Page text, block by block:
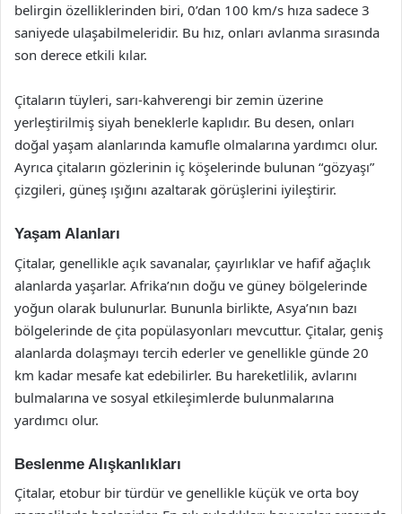
belirgin özelliklerinden biri, 0’dan 100 km/s hıza sadece 3
saniyede ulaşabilmeleridir. Bu hız, onları avlanma sırasında
son derece etkili kılar.
Çitaların tüyleri, sarı-kahverengi bir zemin üzerine
yerleştirilmiş siyah beneklerle kaplıdır. Bu desen, onları
doğal yaşam alanlarında kamufle olmalarına yardımcı olur.
Ayrıca çitaların gözlerinin iç köşelerinde bulunan “gözyaşı”
çizgileri, güneş ışığını azaltarak görüşlerini iyileştirir.
Yaşam Alanları
Çitalar, genellikle açık savanalar, çayırlıklar ve hafif ağaçlık
alanlarda yaşarlar. Afrika’nın doğu ve güney bölgelerinde
yoğun olarak bulunurlar. Bununla birlikte, Asya’nın bazı
bölgelerinde de çita popülasyonları mevcuttur. Çitalar, geniş
alanlarda dolaşmayı tercih ederler ve genellikle günde 20
km kadar mesafe kat edebilirler. Bu hareketlilik, avlarını
bulmalarına ve sosyal etkileşimlerde bulunmalarına
yardımcı olur.
Beslenme Alışkanlıkları
Çitalar, etobur bir türdür ve genellikle küçük ve orta boy